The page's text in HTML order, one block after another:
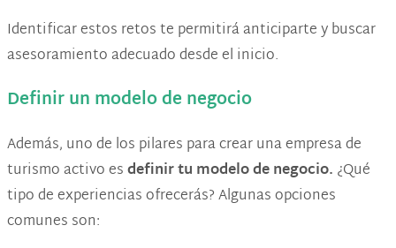
Identificar estos retos te permitirá anticiparte y buscar
asesoramiento adecuado desde el inicio.
Definir un modelo de negocio
Además, uno de los pilares para crear una empresa de
turismo activo esdefinir tu modelo de negocio. ¿Qué
tipo de experiencias ofrecerás? Algunas opciones
comunes son: